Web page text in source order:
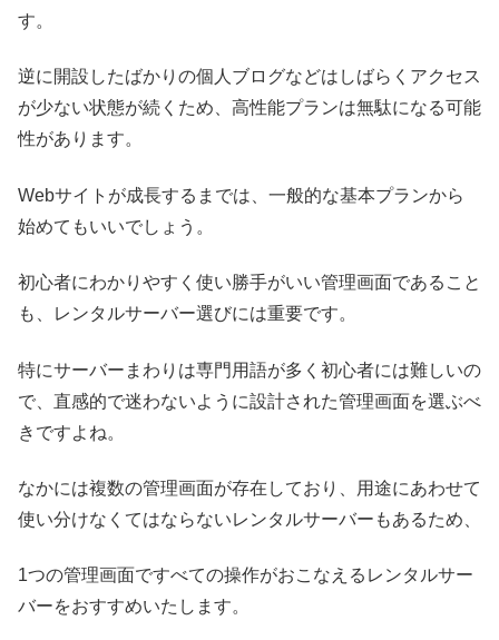
す。
逆に開設したばかりの個人ブログなどはしばらくアクセス
が少ない状態が続くため、高性能プランは無駄になる可能
性があります。
Webサイトが成長するまでは、一般的な基本プランから
始めてもいいでしょう。
初心者にわかりやすく使い勝手がいい管理画面であること
も、レンタルサーバー選びには重要です。
特にサーバーまわりは専門用語が多く初心者には難しいの
で、直感的で迷わないように設計された管理画面を選ぶべ
きですよね。
なかには複数の管理画面が存在しており、用途にあわせて
使い分けなくてはならないレンタルサーバーもあるため、
1つの管理画面ですべての操作がおこなえるレンタルサー
バーをおすすめいたします。